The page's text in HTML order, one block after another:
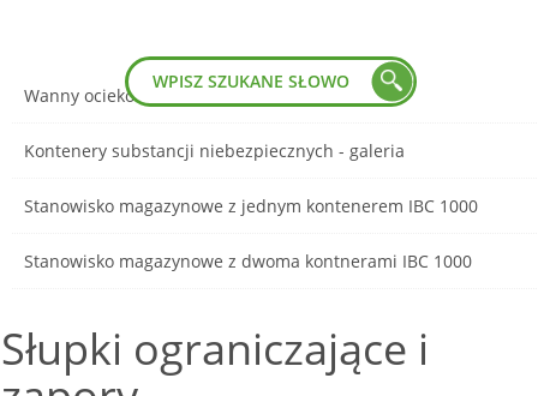
Wanny ociekowe stalowe - galeria
Kontenery substancji niebezpiecznych - galeria
Stanowisko magazynowe z jednym kontenerem IBC 1000
Stanowisko magazynowe z dwoma kontnerami IBC 1000
Słupki ograniczające i